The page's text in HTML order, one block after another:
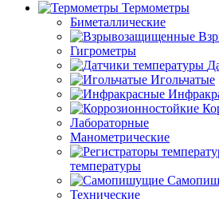
Термометры
Биметаллические
Гигрометры
Игольчатые
Лабораторные
Манометрические
температуры
Технические